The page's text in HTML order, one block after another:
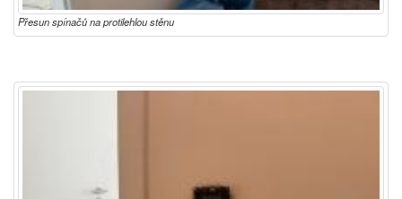
Přesun spínačů na protilehlou stěnu